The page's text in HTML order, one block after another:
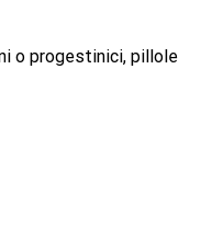
o progestinici, pillole